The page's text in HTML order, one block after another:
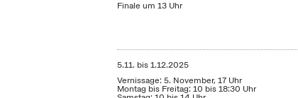
Finale um 13 Uhr
5.11. bis1.12.2025
Vernissage: 5. November, 17 Uhr
Montag bis Freitag: 10 bis 18:30 Uhr